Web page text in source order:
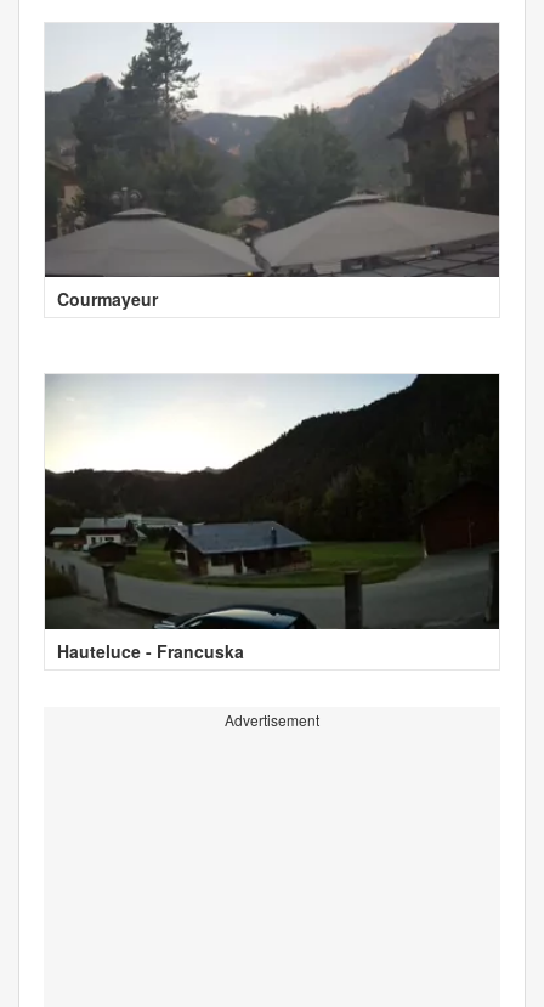
Courmayeur
Hauteluce - Francuska
Advertisement